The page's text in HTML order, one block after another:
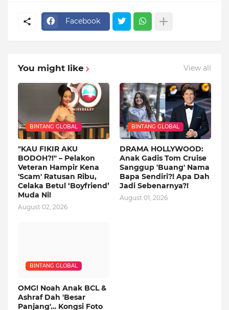
Facebook
You might like View all
BINTANG GLOBAL
"KAU FIKIR AKU
BODOH?!" – Pelakon
Veteran Hampir Kena
'Scam' Ratusan Ribu,
Celaka Betul ‘Boyfriend’
Muda Ni!
August 02, 2026
BINTANG GLOBAL
DRAMA HOLLYWOOD:
Anak Gadis Tom Cruise
Sanggup 'Buang' Nama
Bapa Sendiri?! Apa Dah
Jadi Sebenarnya?!
August 01, 2026
BINTANG GLOBAL
OMG! Noah Anak BCL &
Ashraf Dah 'Besar
Panjang'… Kongsi Foto